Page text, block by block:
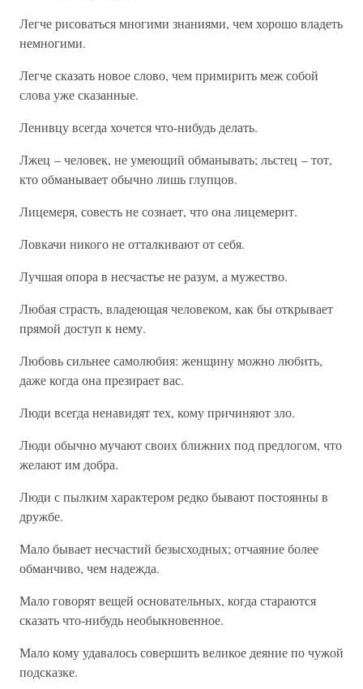
Легче рисоваться многими знаниями, чем хорошо владеть
немногими.
Легче сказать новое слово, чем примирить меж собой
слова уже сказанные.
Ленивцу всегда хочется что-нибудь делать.
Лжец – человек, не умеющий обманывать; льстец – тот,
кто обманывает обычно лишь глупцов.
Лицемеря, совесть не сознает, что она лицемерит.
Ловкачи никого не отталкивают от себя.
Лучшая опора в несчастье не разум, а мужество.
Любая страсть, владеющая человеком, как бы открывает
прямой доступ к нему.
Любовь сильнее самолюбия: женщину можно любить,
даже когда она презирает вас.
Люди всегда ненавидят тех, кому причиняют зло.
Люди обычно мучают своих ближних под предлогом, что
желают им добра.
Люди с пылким характером редко бывают постоянны в
дружбе.
Мало бывает несчастий безысходных; отчаяние более
обманчиво, чем надежда.
Мало говорят вещей основательных, когда стараются
сказать что-нибудь необыкновенное.
Мало кому удавалось совершить великое деяние по чужой
подсказке.